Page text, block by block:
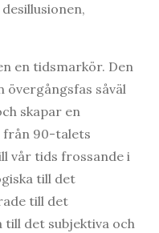
en tidsmarkör. Den
övergångsfas såväl
skapar en
från 90-talets
vår tids frossande i
till det
till det
till det subjektiva och